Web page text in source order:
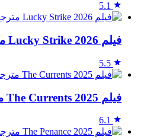
5.1
فيلم Lucky Strike 2026 مترجم اون لاين
5.5
فيلم The Currents 2025 مترجم اون لاين
6.1